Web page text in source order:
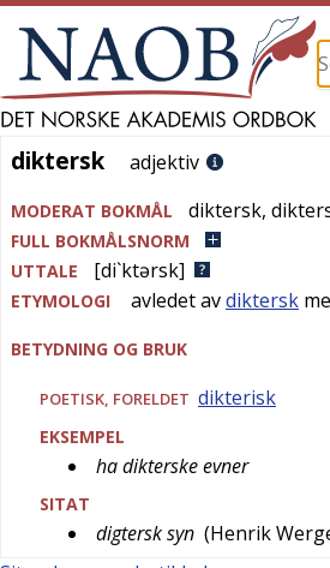
diktersk
diktersk adjektiv
MODERAT BOKMÅL diktersk,
FULL BOKMÅLSNORM
UTTALE
[di`ktərsk]
ETYMOLOGI avledet avdiktersk
BETYDNING OG BRUK
POETISK FORELDET dikterisk
EKSEMPEL
ha dikterske evner
SITAT
digtersk syn (Henrik